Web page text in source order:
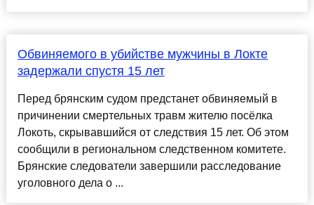
Обвиняемого в убийстве мужчины в Локте
задержали спустя 15 лет
Перед брянским судом предстанет обвиняемый в
причинении смертельных травм жителю посёлка
Локоть, скрывавшийся от следствия 15 лет. Об этом
сообщили в региональном следственном комитете.
Брянские следователи завершили расследование
уголовного дела о ...